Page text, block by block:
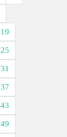
19
25
31
37
43
49